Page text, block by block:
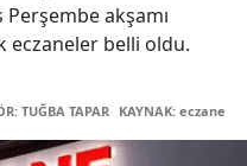
akşamı
eczaneler belli oldu.
TUĞBA TAPAR KAYNAK: eczane